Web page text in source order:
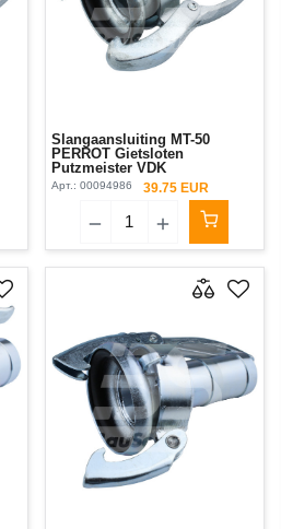
Slangaansluiting MT-50
PERROT Gietsloten
Putzmeister VDK
Арт.: 00094986 39.75 EUR